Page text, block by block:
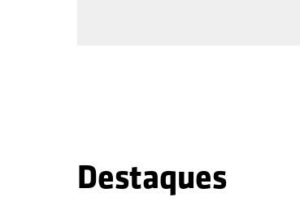
Destaques